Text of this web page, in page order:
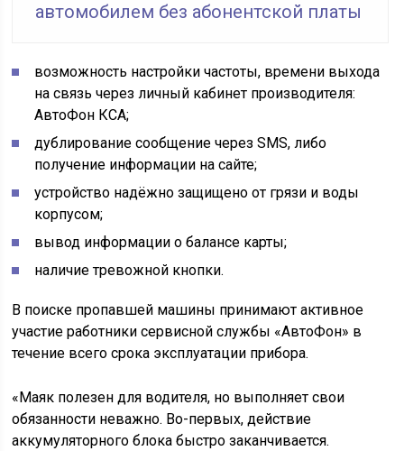
автомобилем без абонентской платы
возможность настройки частоты, времени выхода
на связь через личный кабинет производителя:
АвтоФон КСА;
дублирование сообщение через SMS, либо
получение информации на сайте;
устройство надёжно защищено от грязи и воды
корпусом;
вывод информации о балансе карты;
наличие тревожной кнопки.
В поиске пропавшей машины принимают активное
участие работники сервисной службы «АвтоФон» в
течение всего срока эксплуатации прибора.
«Маяк полезен для водителя, но выполняет свои
обязанности неважно. Во-первых, действие
аккумуляторного блока быстро заканчивается.